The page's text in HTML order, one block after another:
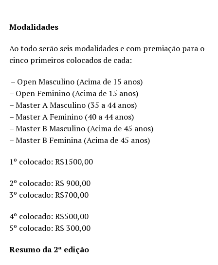
Modalidades
Ao todo serão seis modalidades e com premiação para o
cinco primeiros colocados de cada:
– Open Masculino (Acima de 15 anos)
– Open Feminino (Acima de 15 anos)
– Master A Masculino (35 a 44 anos)
– Master A Feminino (40 a 44 anos)
– Master B Masculino (Acima de 45 anos)
– Master B Feminina (Acima de 45 anos)
1º colocado: R$1500,00
2º colocado: R$ 900,00
3º colocado: R$700,00
4º colocado: R$500,00
5º colocado: R$ 300,00
Resumo da 2ª edição